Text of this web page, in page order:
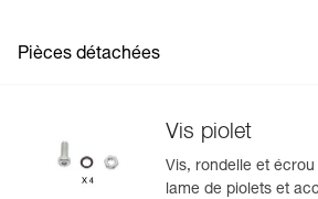
Pièces détachées
Vis piolet
Vis, rondelle et
lame de piolets et